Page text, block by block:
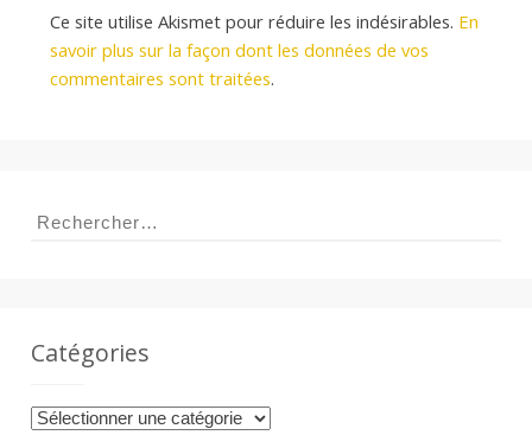
Ce site utilise Akismet pour réduire les indésirables. En
savoir plus sur la façon dont les données de vos
commentaires sont traitées.
Rechercher :
Catégories
Catégories